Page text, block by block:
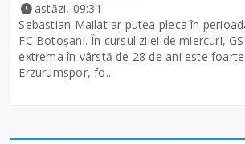
astăzi, 09:31
Sebastian Mailat ar putea pleca în
FC Botoșani. În cursul zilei de miercuri,
extrema în vârstă de 28 de ani este
Erzurumspor, fo...